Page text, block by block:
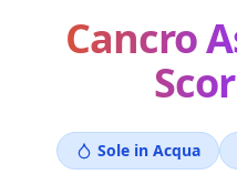
Cancro
Sole in Acqua